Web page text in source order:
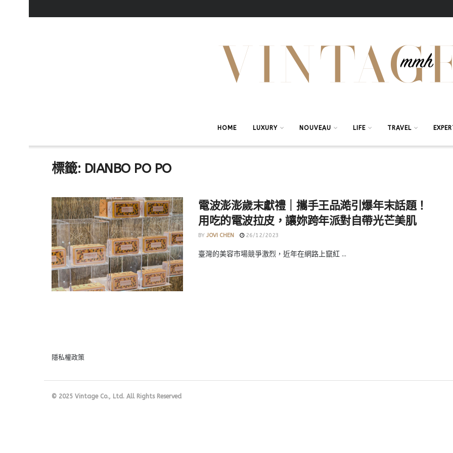
HOME LUXURY NOUVEAU LIFE TRAVEL
標籤: DIANBO PO PO
電波澎澎歲末獻禮｜攜手王品澔引爆年末話題！
用吃的電波拉皮，讓妳跨年派對自帶光芒美肌
BY JOVI CHEN 26/12/2023
臺灣的美容市場競爭激烈，近年在網路上竄紅 ...
隱私權政策
© 2025 Vintage Co., Ltd. All Rights Reserved